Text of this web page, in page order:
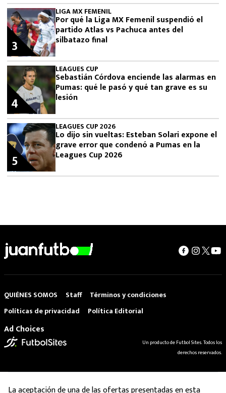
LIGA MX FEMENIL
Por qué la Liga MX Femenil suspendió el
partido Atlas vs Pachuca antes del
silbatazo final
3
LEAGUES CUP
Sebastián Córdova enciende las alarmas en
Pumas: qué le pasó y qué tan grave es su
lesión
4
LEAGUES CUP 2026
Lo dijo sin vueltas: Esteban Solari expone el
grave error que condenó a Pumas en la
Leagues Cup 2026
5
QUIÉNES SOMOS Staff
Términos y condiciones
Políticas de privacidad
Política Editorial
Ad Choices
Un producto de Futbol Sites. Todos los
derechos reservados.
La aceptación de una de las ofertas presentadas en esta